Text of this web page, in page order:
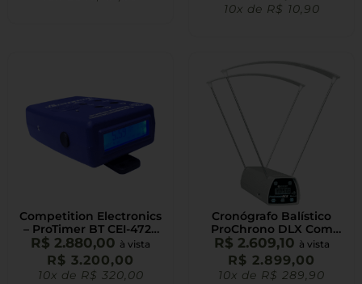
10x de R$ 10,90
Competition Electronics
– ProTimer BT CEI-4720
Shot Timer
R$ 2.880,00 à vista
R$ 3.200,00
10x de R$ 320,00
Cronógrafo Balístico
ProChrono DLX Com
Bluetooth – Competition
Electronics
R$ 2.609,10 à vista
R$ 2.899,00
10x de R$ 289,90